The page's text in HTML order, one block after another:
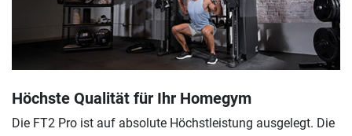
Höchste Qualität für Ihr Homegym
Die FT2 Pro ist auf absolute Höchstleistung ausgelegt. Die